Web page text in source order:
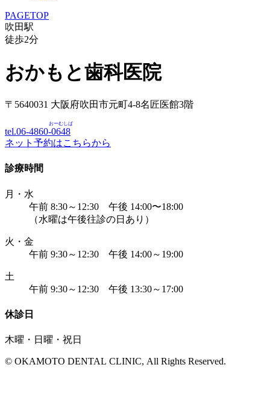
PAGETOP
吹田駅
徒歩2分
おかもと歯科医院
〒5640031 大阪府吹田市元町4-8名匠医館3階
tel.06-4860-0648
おーむしば
ネット予約はこちらから
診療時間
月・水
午前 8:30～12:30 午後 14:00〜18:00
（水曜は午後往診の日あり）
火・金
午前 9:30～12:30 午後 14:00～19:00
土
午前 9:30～12:30 午後 13:30～17:00
休診日
木曜・日曜・祝日
© OKAMOTO DENTAL CLINIC, All Rights Reserved.